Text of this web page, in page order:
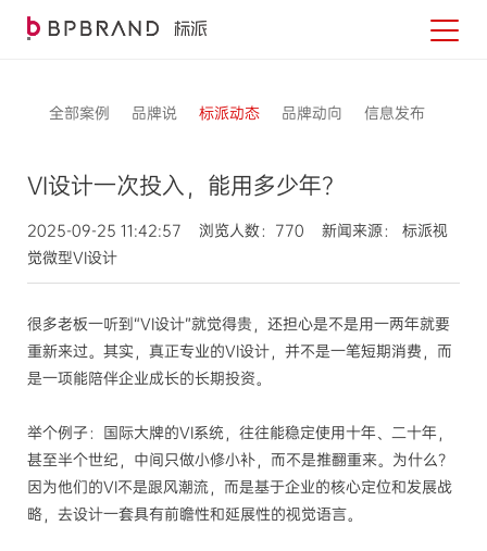
全部案例 品牌说 标派动态 品牌动向 信息发布
VI设计一次投入，能用多少年？
2025-09-25 11:42:57 浏览人数：770 新闻来源： 标派视
觉微型VI设计
很多老板一听到“VI设计”就觉得贵，还担心是不是用一两年就要
重新来过。其实，真正专业的VI设计，并不是一笔短期消费，而
是一项能陪伴企业成长的长期投资。
举个例子：国际大牌的VI系统，往往能稳定使用十年、二十年，
甚至半个世纪，中间只做小修小补，而不是推翻重来。为什么？
因为他们的VI不是跟风潮流，而是基于企业的核心定位和发展战
略，去设计一套具有前瞻性和延展性的视觉语言。